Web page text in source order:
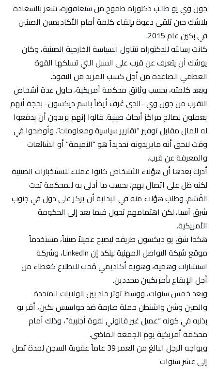
جون وي يو طالب دكتوراه طموح من سنغافورة، شعر بالسعادة
بلاشك حين تلقى دعوة بإلقاء كلمة أمام الأكاديميين الصينين
في بكين عام 2015.
كانت رسالته للدكتوراه تتناول السياسة الخارجية الصينية، وكان
يوشك أن يتعرف عن قرب على السبل التي تسلكها القوة
العظمي الصاعدة من أجل كسب المزيد من النفوذ.
وبعد كلمته، بحسب وثائق محكمة أمريكية، حاول عدة أشخاص
التقرب من جون وي -الذي عُرف أيضاً باسم ديكسون- بحجة أنهم
يعملون لصالح مراكز أبحاث صينية. قالوا إنهم يريدون أن يدفعوا
له المال مقابل توفير “تقارير سياسية ومعلومات”. وأوضحوا في
وقت لاحق أنه مايريدونه تحديداً هو “النميمة” أو الشائعات
والمعرفة عن قرب.
أدرك بعدها أن هؤلاء الأشخاص كانوا عملاء للاستخبارات الصينية
لكنه ظل على اتصال بهم، بحسب ما أدلى به للمحكمة تحت
القَسَم. وطلب هؤلاء منه في البداية أن يركز على دول في جنوب
شرق آسيا، لكن اهتمامهم تحول فيما بعد إلى الحكومة
الأمريكية.
هكذا شق يو ديكسون طريقه ليصبح عميلاً صينياً، مستخدماً
موقع شبكة التواصل المهنية لينكد إن LinkedIn، وشركة
استشارات وهمية، وهوية أكاديمي مُحب للاطلاع كغطاء من
أجل الإيقاع بأمريكيين محددين.
وبعد خمس سنوات، ووسط توتر حاد بين الولايات المتحدة
والصين وشن واشنطن حملة صارمة ضد جواسيس بكين، أقر يو
بذنبه في كونه “عميل غير قانوني لقوة أجنبية”، وذلك أمام
محكمة أمريكية يوم الجمعة الماضي.
ويواجه الرجل البالغ من العمر 39 عاماً عقوبة السجن لمدة تصل
إلى عشر سنوات